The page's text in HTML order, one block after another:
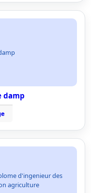
damp
d'ingenieur des
agriculture